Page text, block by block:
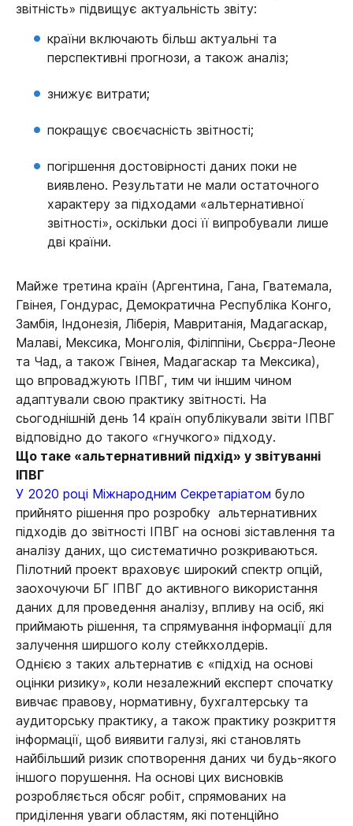
звітність» підвищує актуальність звіту:
країни включають більш актуальні та
перспективні прогнози, а також аналіз;
знижує витрати;
покращує своєчасність звітності;
погіршення достовірності даних поки не
виявлено. Результати не мали остаточного
характеру за підходами «альтернативної
звітності», оскільки досі її випробували лише
дві країни.
Майже третина країн (Аргентина, Гана, Гватемала,
Гвінея, Гондурас, Демократична Республіка Конго,
Замбія, Індонезія, Ліберія, Мавританія, Мадагаскар,
Малаві, Мексика, Монголія, Філіппіни, Сьєрра-Леоне
та Чад, а також Гвінея, Мадагаскар та Мексика),
що впроваджують ІПВГ, тим чи іншим чином
адаптували свою практику звітності. На
сьогоднішній день 14 країн опублікували звіти ІПВГ
відповідно до такого «гнучкого» підходу.
Що таке «альтернативний підхід» у звітуванні
ІПВГ
У 2020 році Міжнародним Секретаріатом було
прийнято рішення про розробку альтернативних
підходів до звітності ІПВГ на основі зіставлення та
аналізу даних, що систематично розкриваються.
Пілотний проект враховує широкий спектр опцій,
заохочуючи БГ ІПВГ до активного використання
даних для проведення аналізу, впливу на осіб, які
приймають рішення, та спрямування інформації для
залучення ширшого колу стейкхолдерів.
Однією з таких альтернатив є «підхід на основі
оцінки ризику», коли незалежний експерт спочатку
вивчає правову, нормативну, бухгалтерську та
аудиторську практику, а також практику розкриття
інформації, щоб виявити галузі, які становлять
найбільший ризик спотворення даних чи будь-якого
іншого порушення. На основі цих висновків
розробляється обсяг робіт, спрямованих на
приділення уваги областям, які потенційно